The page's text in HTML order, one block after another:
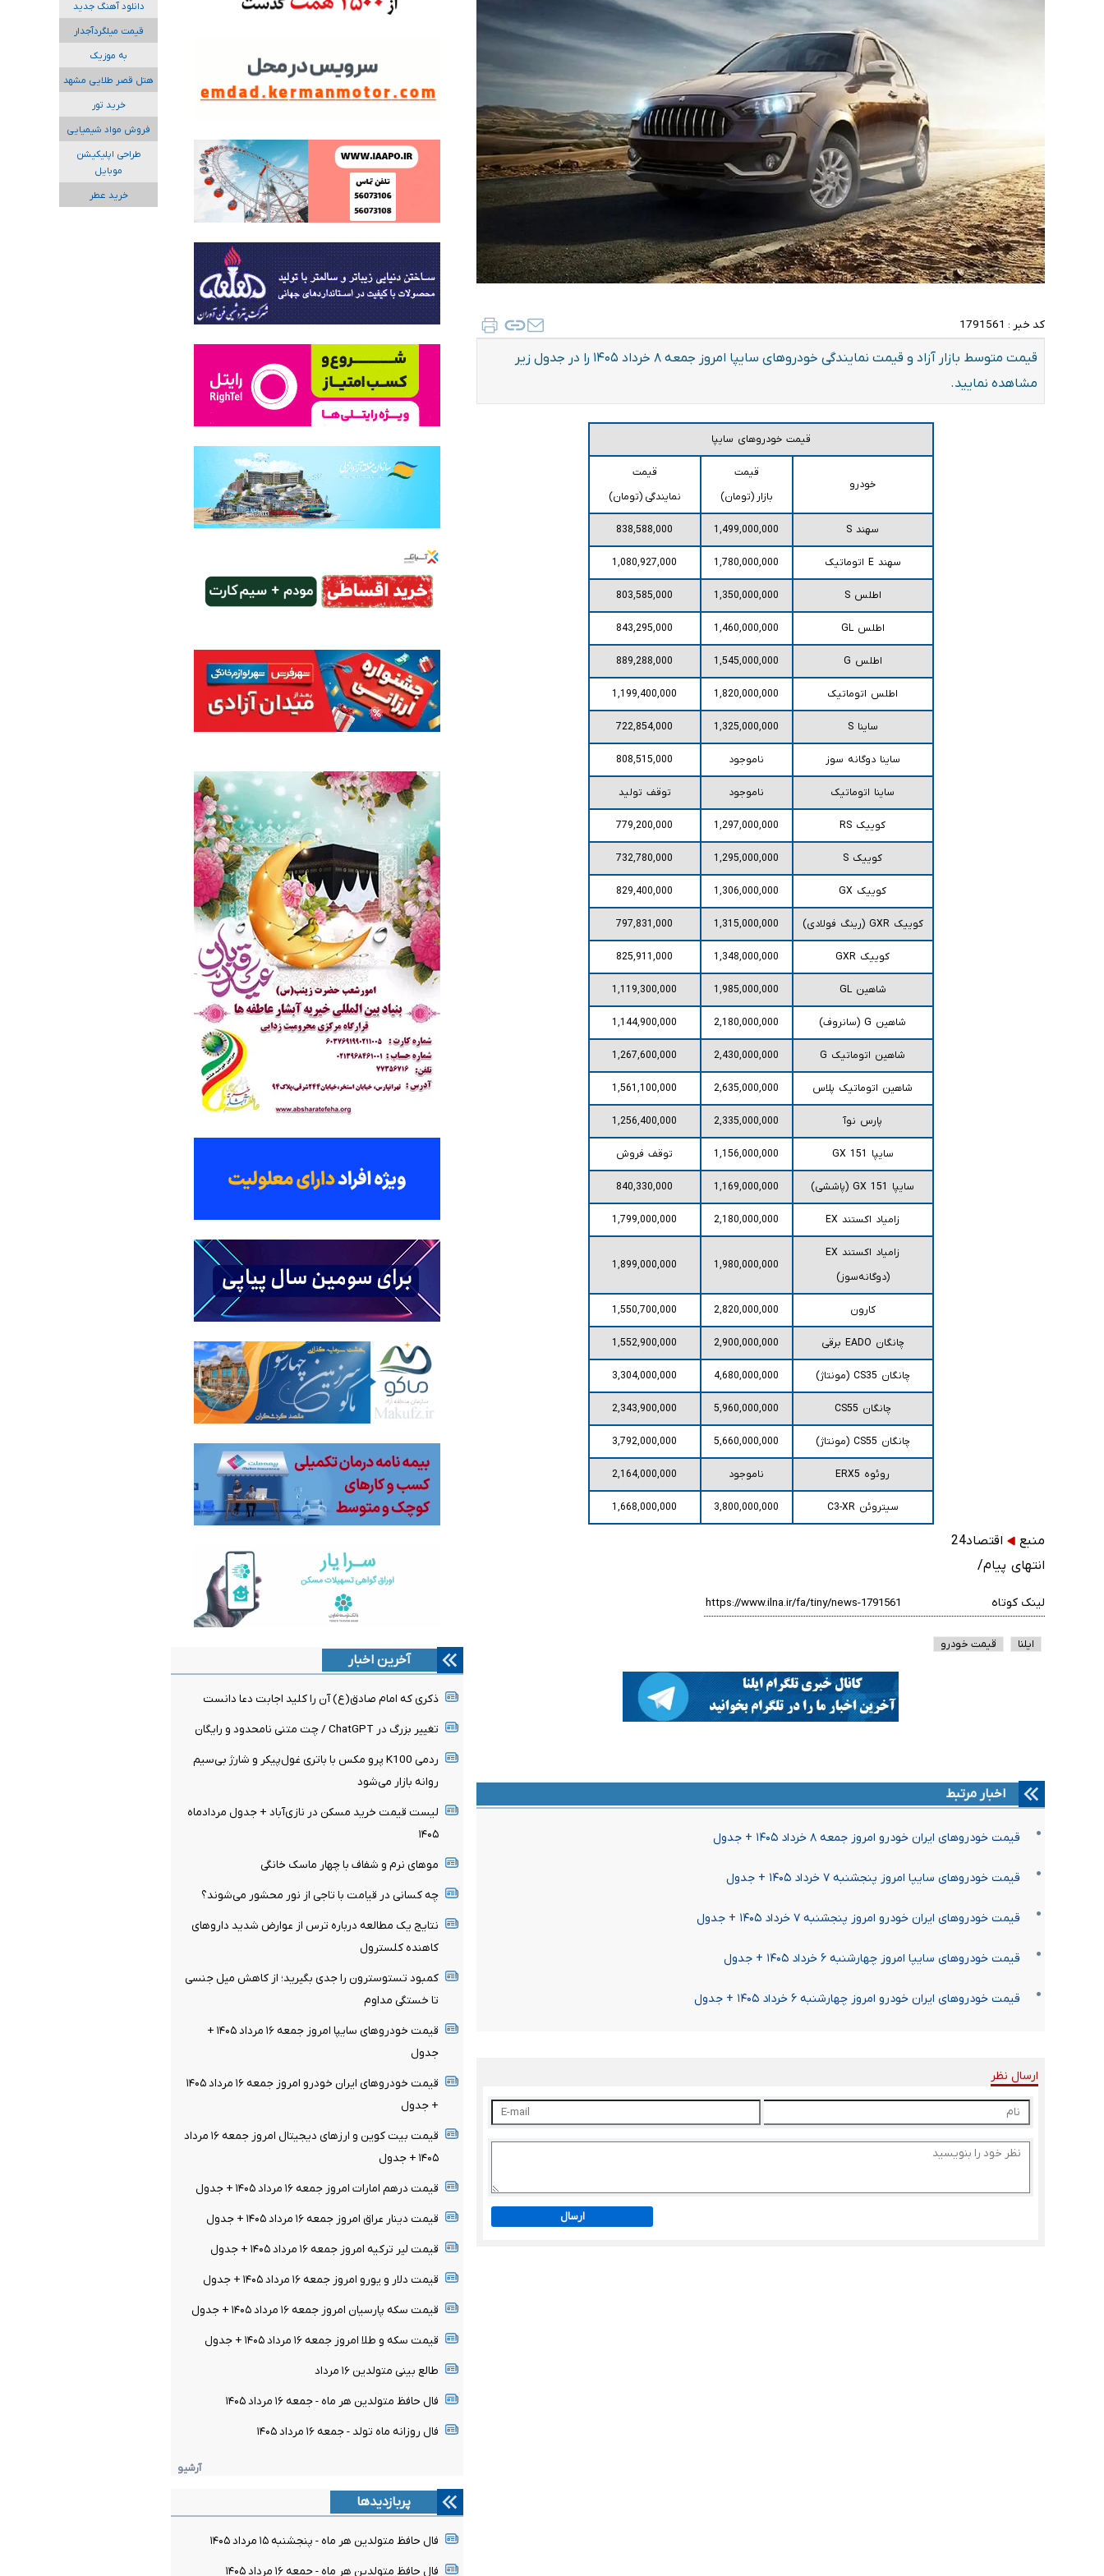
کد خبر : 1791561
قیمت متوسط بازار آزاد و قیمت نمایندگی خودرو‌های سایپا امروز جمعه ۸ خرداد ۱۴۰۵ را در جدول زیر
مشاهده نمایید.
قیمت خودروهای سایپا
خودرو
قیمت
بازار (تومان)
قیمت
نمایندگی (تومان)
سهند S 1,499,000,000
838,588,000
سهند E اتوماتیک 1,780,000,000
1,080,927,000
اطلس S 1,350,000,000
803,585,000
اطلس GL 1,460,000,000
843,295,000
اطلس G 1,545,000,000
889,288,000
اطلس اتوماتیک 1,820,000,000
1,199,400,000
ساینا S 1,325,000,000
722,854,000
ساینا دوگانه سوز ناموجود 808,515,000
ساینا اتوماتیک ناموجود توقف تولید
کوییک RS 1,297,000,000
779,200,000
کوییک S 1,295,000,000
732,780,000
کوییک GX 1,306,000,000
829,400,000
کوییک GXR (رینگ فولادی) 1,315,000,000
797,831,000
کوییک GXR 1,348,000,000
825,911,000
شاهین GL 1,985,000,000
1,119,300,000
شاهین G (سانروف) 2,180,000,000
1,144,900,000
شاهین اتوماتیک G 2,430,000,000
1,267,600,000
شاهین اتوماتیک پلاس 2,635,000,000
1,561,100,000
پارس نوآ 2,335,000,000
1,256,400,000
سایپا 151 GX 1,156,000,000 توقف فروش
سایپا 151 GX (پاششی) 1,169,000,000
840,330,000
زامیاد اکستند EX 2,180,000,000
1,799,000,000
زامیاد اکستند EX
(دوگانه‌سوز)
1,980,000,000
1,899,000,000
کارون 2,820,000,000
1,550,700,000
چانگان EADO برقی 2,900,000,000
1,552,900,000
چانگان CS35 (مونتاژ) 4,680,000,000
3,304,000,000
چانگان CS55 5,960,000,000
2,343,900,000
چانگان CS55 (مونتاژ) 5,660,000,000
3,792,000,000
روئوه ERX5 ناموجود 2,164,000,000
سیتروئن C3-XR 3,800,000,000
1,668,000,000
منبع
اقتصاد24
انتهای پیام/
لینک کوتاه
ایلنا قیمت خودرو
اخبار مرتبط
قیمت خودرو‌های ایران خودرو امروز جمعه ۸ خرداد ۱۴۰۵ + جدول
قیمت خودرو‌های سایپا امروز پنجشنبه ۷ خرداد ۱۴۰۵ + جدول
قیمت خودرو‌های ایران خودرو امروز پنجشنبه ۷ خرداد ۱۴۰۵ + جدول
قیمت خودرو‌های سایپا امروز چهارشنبه ۶ خرداد ۱۴۰۵ + جدول
قیمت خودرو‌های ایران خودرو امروز چهارشنبه ۶ خرداد ۱۴۰۵ + جدول
ارسال نظر
ارسال
آخرین اخبار
ذکری که امام صادق(ع) آن را کلید اجابت دعا دانست
تغییر بزرگ در ChatGPT / چت متنی نامحدود و رایگان
ردمی K100 پرو مکس با باتری غول‌پیکر و شارژ بی‌سیم
روانه بازار می‌شود
لیست قیمت خرید مسکن در نازی‌آباد + جدول مردادماه
۱۴۰۵
موهای نرم و شفاف با چهار ماسک خانگی
چه کسانی در قیامت با تاجی از نور محشور می‌شوند؟
نتایج یک مطالعه درباره ترس از عوارض شدید داروهای
کاهنده کلسترول
کمبود تستوسترون را جدی بگیرید؛ از کاهش میل جنسی
تا خستگی مداوم
قیمت خودرو‌های سایپا امروز جمعه ۱۶ مرداد ۱۴۰۵ +
جدول
قیمت خودرو‌های ایران خودرو امروز جمعه ۱۶ مرداد ۱۴۰۵
+ جدول
قیمت بیت کوین و ارز‌های دیجیتال امروز جمعه ۱۶ مرداد
۱۴۰۵ + جدول
قیمت درهم امارات امروز جمعه ۱۶ مرداد ۱۴۰۵ + جدول
قیمت دینار عراق امروز جمعه ۱۶ مرداد ۱۴۰۵ + جدول
قیمت لیر ترکیه امروز جمعه ۱۶ مرداد ۱۴۰۵ + جدول
قیمت دلار و یورو امروز جمعه ۱۶ مرداد ۱۴۰۵ + جدول
قیمت سکه پارسیان امروز جمعه ۱۶ مرداد ۱۴۰۵ + جدول
قیمت سکه و طلا امروز جمعه ۱۶ مرداد ۱۴۰۵ + جدول
طالع بینی متولدین ۱۶ مرداد
فال حافظ متولدین هر ماه - جمعه ۱۶ مرداد ۱۴۰۵
فال روزانه ماه تولد - جمعه ۱۶ مرداد ۱۴۰۵
آرشیو
پربازدیدها
فال حافظ متولدین هر ماه - پنجشنبه ۱۵ مرداد ۱۴۰۵
فال حافظ متولدین هر ماه - جمعه ۱۶ مرداد ۱۴۰۵
دانلود آهنگ جدید
قیمت میلگردآجدار
به موزیک
هتل قصر طلایی مشهد
خرید تور
فروش مواد شیمیایی
طراحی اپلیکیشن
موبایل
خرید عطر